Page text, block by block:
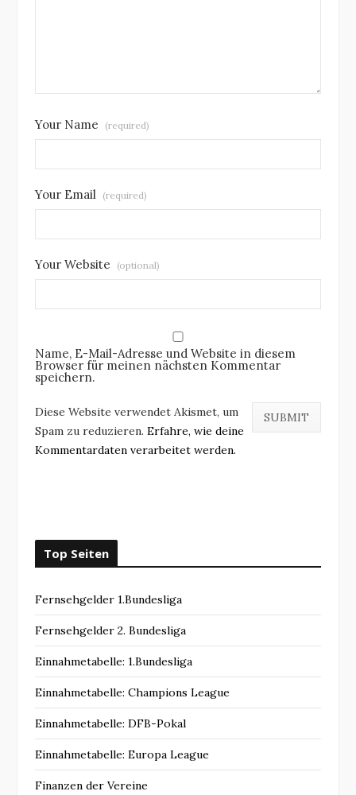
Your Name (required)
Your Email (required)
Your Website (optional)
Name, E-Mail-Adresse und Website in diesem
Browser für meinen nächsten Kommentar
speichern.
Diese Website verwendet Akismet, um
Spam zu reduzieren. Erfahre, wie deine
Kommentardaten verarbeitet werden.
Top Seiten
Fernsehgelder 1.Bundesliga
Fernsehgelder 2. Bundesliga
Einnahmetabelle: 1.Bundesliga
Einnahmetabelle: Champions League
Einnahmetabelle: DFB-Pokal
Einnahmetabelle: Europa League
Finanzen der Vereine